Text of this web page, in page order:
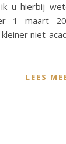
ik u hierbij
1 maart
niet-
LEES